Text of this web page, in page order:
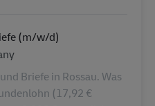
(m/w/d)
Briefe in Rossau. Was
(17,92 €